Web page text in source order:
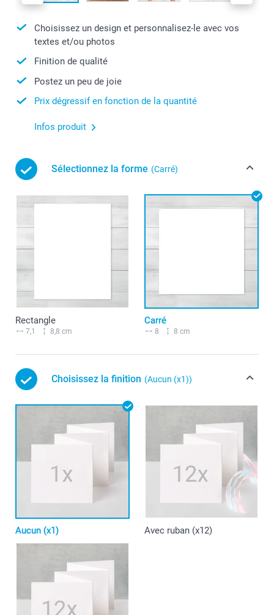
Choisissez un design et personnalisez-le avec vos
textes et/ou photos
Finition de qualité
Postez un peu de joie
Prix dégressif en fonction de la quantité
Infos produit
Sélectionnez la forme (Carré)
Rectangle
7,1 8,8 cm
Carré
8 8 cm
Choisissez la finition (Aucun (x1))
Aucun (x1) Avec ruban (x12)